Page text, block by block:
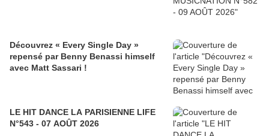
Découvrez « Every Single Day »
repensé par Benny Benassi himself
avec Matt Sassari !
LE HIT DANCE LA PARISIENNE LIFE
N°543 - 07 AOÛT 2026